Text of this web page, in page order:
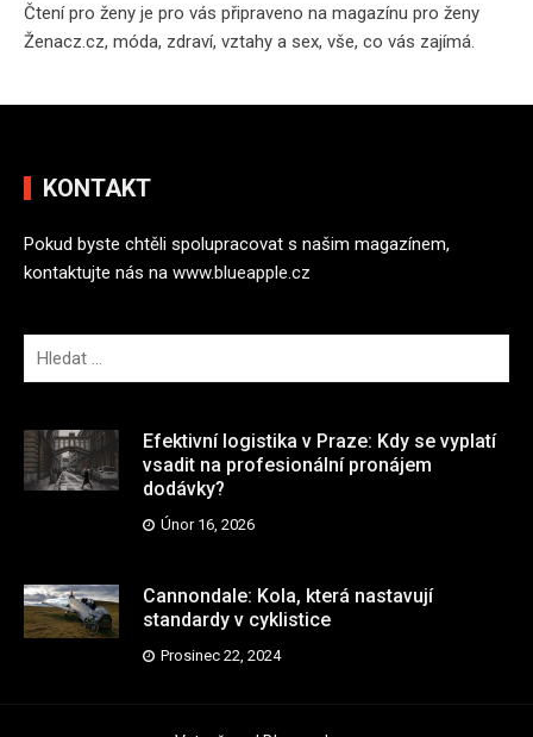
Čtení pro ženy je pro vás připraveno na magazínu pro ženy
Ženacz.cz, móda, zdraví, vztahy a sex, vše, co vás zajímá.
KONTAKT
Pokud byste chtěli spolupracovat s našim magazínem,
kontaktujte nás na www.blueapple.cz
y
l
e
d
n
í
Efektivní logistika v Praze: Kdy se vyplatí
vsadit na profesionální pronájem
dodávky?
Únor 16, 2026
Cannondale: Kola, která nastavují
standardy v cyklistice
Prosinec 22, 2024